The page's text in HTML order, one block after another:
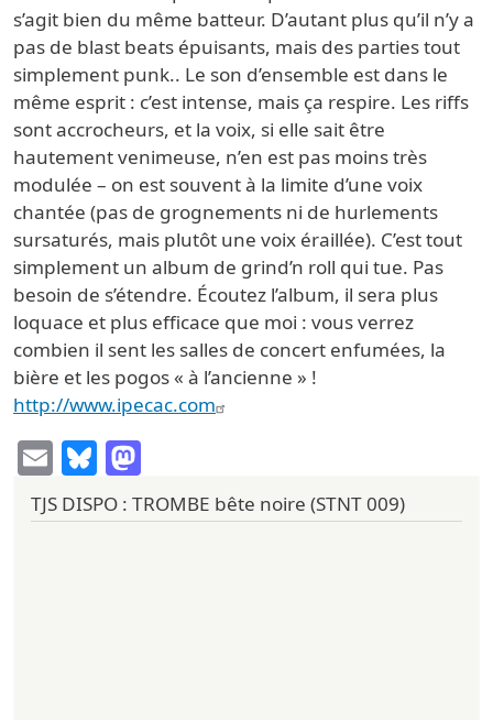
s’agit bien du même batteur. D’autant plus qu’il n’y a
pas de blast beats épuisants, mais des parties tout
simplement punk.. Le son d’ensemble est dans le
même esprit : c’est intense, mais ça respire. Les riffs
sont accrocheurs, et la voix, si elle sait être
hautement venimeuse, n’en est pas moins très
modulée – on est souvent à la limite d’une voix
chantée (pas de grognements ni de hurlements
sursaturés, mais plutôt une voix éraillée). C’est tout
simplement un album de grind’n roll qui tue. Pas
besoin de s’étendre. Écoutez l’album, il sera plus
loquace et plus efficace que moi : vous verrez
combien il sent les salles de concert enfumées, la
bière et les pogos « à l’ancienne » !
http://www.ipecac.com
EmailBluesky
TJS DISPO : TROMBE bête noire (STNT 009)